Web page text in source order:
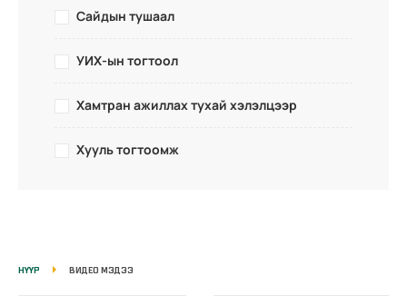
Сайдын тушаал
УИХ-ын тогтоол
Хамтран ажиллах тухай хэлэлцээр
Хууль тогтоомж
НҮҮР ВИДЕО МЭДЭЭ